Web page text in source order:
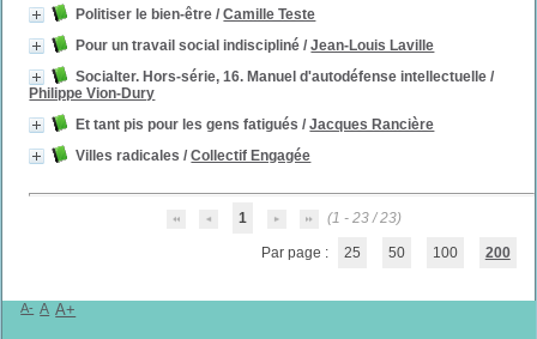
Politiser le bien-être /Camille Teste
Pour un travail social indiscipliné /Jean-Louis Laville
Socialter. Hors-série, 16. Manuel d'autodéfense intellectuelle /
Philippe Vion-Dury
Et tant pis pour les gens fatigués /Jacques Rancière
Villes radicales /Collectif Engagée
1 (1 - 23 / 23)
Par page : 25 50 100 200
A- A A+